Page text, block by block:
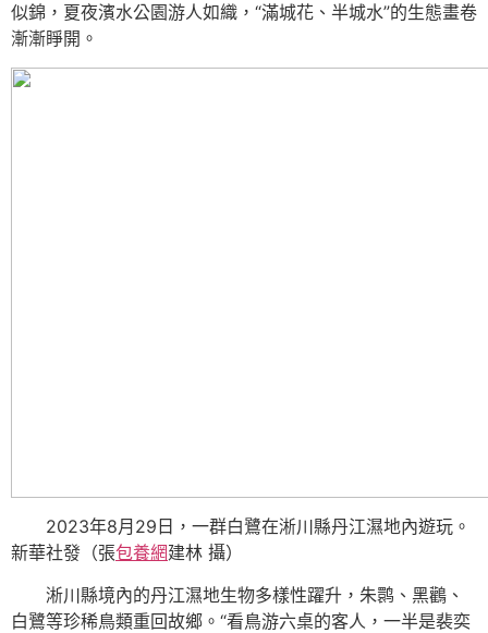
似錦，夏夜濱水公園游人如織，“滿城花、半城水”的生態畫卷
漸漸睜開。
2023年8月29日，一群白鷺在淅川縣丹江濕地內遊玩。
新華社發（張包養網建林 攝）
淅川縣境內的丹江濕地生物多樣性躍升，朱鹮、黑鸛、
白鷺等珍稀鳥類重回故鄉。“看鳥游六桌的客人，一半是裴奕